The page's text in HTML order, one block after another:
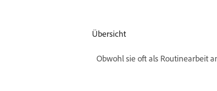
Übersicht
Obwohl sie oft als Routinearbeit